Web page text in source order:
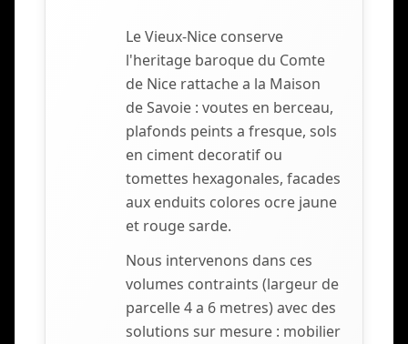
Le Vieux-Nice conserve
l'heritage baroque du Comte
de Nice rattache a la Maison
de Savoie : voutes en berceau,
plafonds peints a fresque, sols
en ciment decoratif ou
tomettes hexagonales, facades
aux enduits colores ocre jaune
et rouge sarde.
Nous intervenons dans ces
volumes contraints (largeur de
parcelle 4 a 6 metres) avec des
solutions sur mesure : mobilier